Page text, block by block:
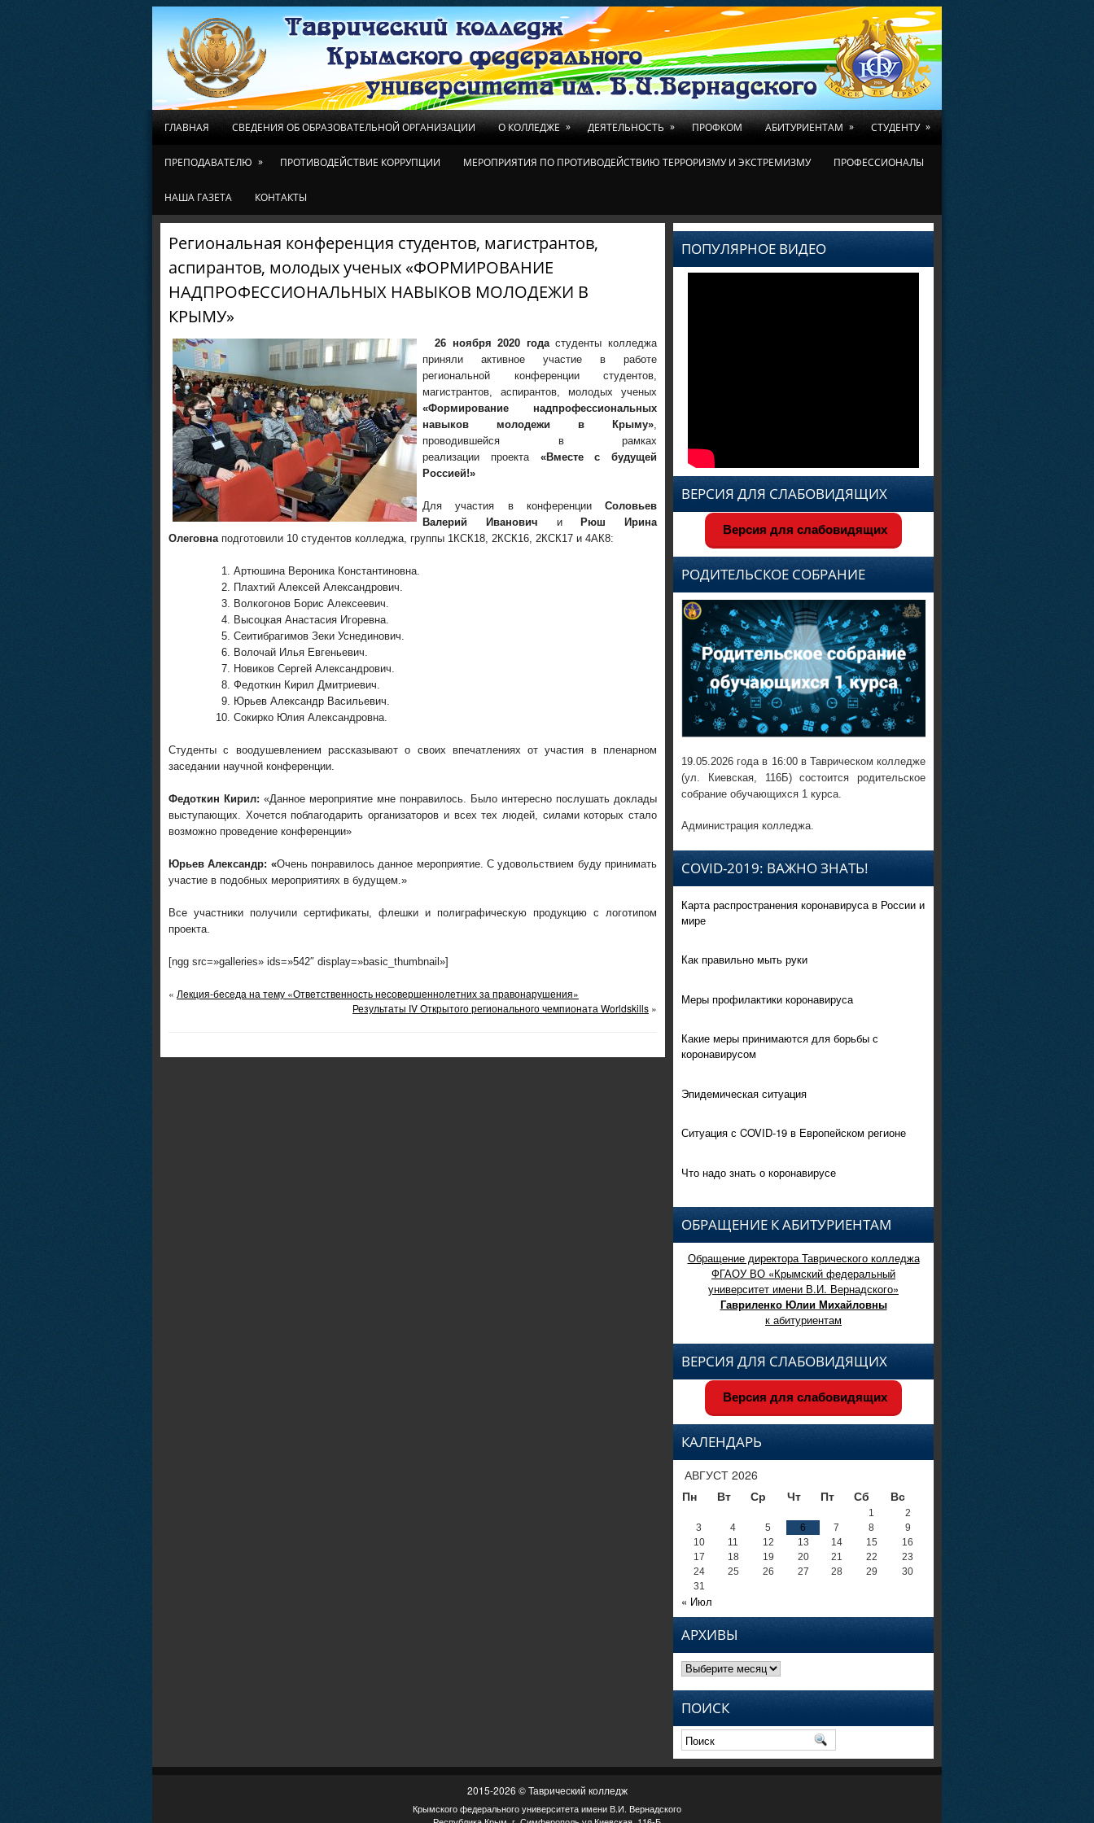
ГЛАВНАЯ СВЕДЕНИЯ ОБ ОБРАЗОВАТЕЛЬНОЙ ОРГАНИЗАЦИИ О КОЛЛЕДЖЕ » ДЕЯТЕЛЬНОСТЬ » ПРОФКОМ АБИТУРИЕНТАМ » СТУДЕНТУ »
ПРЕПОДАВАТЕЛЮ » ПРОТИВОДЕЙСТВИЕ КОРРУПЦИИ МЕРОПРИЯТИЯ ПО ПРОТИВОДЕЙСТВИЮ ТЕРРОРИЗМУ И ЭКСТРЕМИЗМУ ПРОФЕССИОНАЛЫ
НАША ГАЗЕТА КОНТАКТЫ
Региональная конференция студентов, магистрантов,
аспирантов, молодых ученых «ФОРМИРОВАНИЕ
НАДПРОФЕССИОНАЛЬНЫХ НАВЫКОВ МОЛОДЕЖИ В
КРЫМУ»
26 ноября 2020 годастуденты колледжа
приняли активное участие в работе
региональной конференции студентов,
магистрантов, аспирантов, молодых ученых
«Формирование надпрофессиональных
навыков молодежи в Крыму»,
проводившейся в рамках
реализации проекта «Вместе с будущей
Россией!»
Для участия в конференции Соловьев
Валерий Иванович иРюш Ирина
Олеговнаподготовили 10 студентов колледжа, группы 1КСК18, 2КСК16, 2КСК17 и 4АК8:
Артюшина Вероника Константиновна.
Плахтий Алексей Александрович.
Волкогонов Борис Алексеевич.
Высоцкая Анастасия Игоревна.
Сеитибрагимов Зеки Уснединович.
Волочай Илья Евгеньевич.
Новиков Сергей Александрович.
Федоткин Кирил Дмитриевич.
Юрьев Александр Васильевич.
Сокирко Юлия Александровна.
Студенты с воодушевлением рассказывают о своих впечатлениях от участия в пленарном
заседании научной конференции.
Федоткин Кирил: «Данное мероприятие мне понравилось. Было интересно послушать доклады
выступающих. Хочется поблагодарить организаторов и всех тех людей, силами которых стало
возможно проведение конференции»
Юрьев Александр: «Очень понравилось данное мероприятие. С удовольствием буду принимать
участие в подобных мероприятиях в будущем.»
Все участники получили сертификаты, флешки и полиграфическую продукцию с логотипом
проекта.
[ngg src=»galleries» ids=»542″ display=»basic_thumbnail»]
« Лекция-беседа на тему «Ответственность несовершеннолетних за правонарушения»
Результаты IV Открытого регионального чемпионата Worldskills »
ПОПУЛЯРНОЕ ВИДЕО
ВЕРСИЯ ДЛЯ СЛАБОВИДЯЩИХ
Версия для слабовидящих
РОДИТЕЛЬСКОЕ СОБРАНИЕ
19.05.2026 года в 16:00 в Таврическом колледже
(ул. Киевская, 116Б) состоится родительское
собрание обучающихся 1 курса.
Администрация колледжа.
COVID-2019: ВАЖНО ЗНАТЬ!
Карта распространения коронавируса в России и
мире
Как правильно мыть руки
Меры профилактики коронавируса
Какие меры принимаются для борьбы с
коронавирусом
Эпидемическая ситуация
Ситуация с COVID-19 в Европейском регионе
Что надо знать о коронавирусе
ОБРАЩЕНИЕ К АБИТУРИЕНТАМ
Обращение директора Таврического колледжа
ФГАОУ ВО «Крымский федеральный
университет имени В.И. Вернадского»
Гавриленко Юлии Михайловны
к абитуриентам
ВЕРСИЯ ДЛЯ СЛАБОВИДЯЩИХ
Версия для слабовидящих
КАЛЕНДАРЬ
АВГУСТ 2026
Пн
Вт Ср Чт Пт Сб Вс
1
2
3
4 5 6 7 8
9
10
11 12 13 14 15
16
17
18 19 20 21 22
23
24
25 26 27 28 29
30
31
« Июл
АРХИВЫ
Архивы
ПОИСК
2015-2026 © Таврический колледж
Крымского федерального университета имени В.И. Вернадского